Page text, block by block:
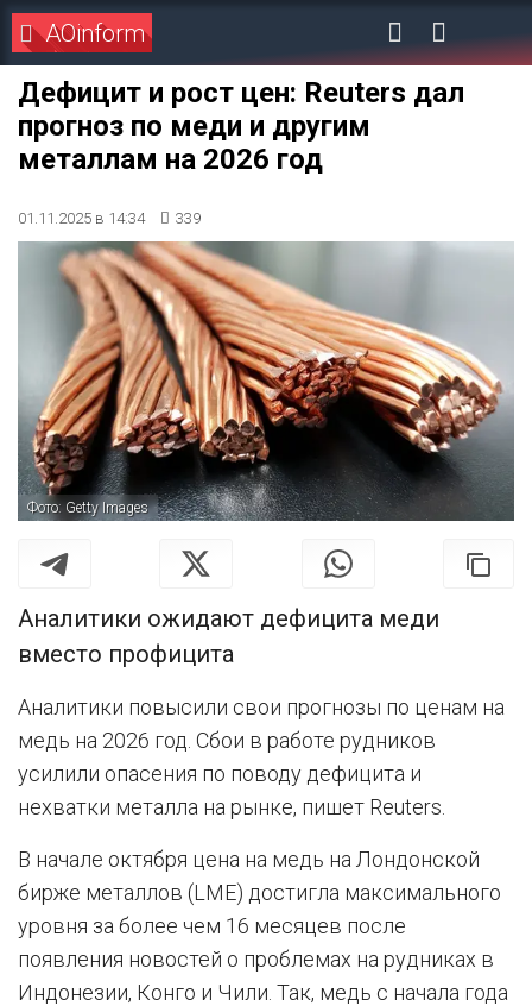
AOinform
Дефицит и рост цен: Reuters дал
прогноз по меди и другим
металлам на 2026 год
01.11.2025 в 14:34 339
Фото: Getty Images
Аналитики ожидают дефицита меди
вместо профицита
Аналитики повысили свои прогнозы по ценам на
медь на 2026 год. Сбои в работе рудников
усилили опасения по поводу дефицита и
нехватки металла на рынке, пишет Reuters.
В начале октября цена на медь на Лондонской
бирже металлов (LME) достигла максимального
уровня за более чем 16 месяцев после
появления новостей о проблемах на рудниках в
Индонезии, Конго и Чили. Так, медь с начала года